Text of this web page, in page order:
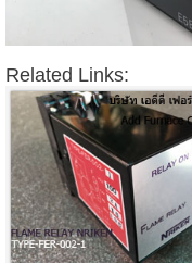
Related Links: